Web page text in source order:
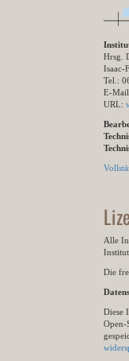
Hrsg.
Isaac-
Tel.:
E-
URL:
Alle
Die
Diese
Open-